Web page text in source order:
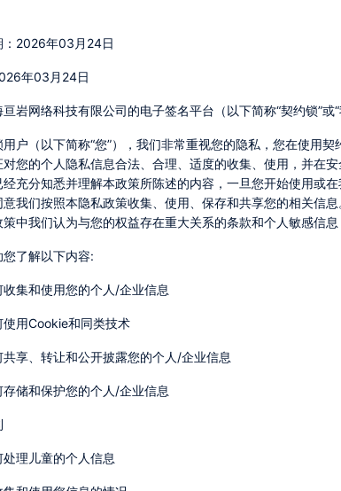
：2026年03月24日
年03月24日
亘岩网络科技有限公司的电子签名平台（以下简称“契约锁”
对您的个人隐私信息合法、合理、适度的收集、使用，并在
充分知悉并理解本政策所陈述的内容，一旦您开始使用或
意我们按照本隐私政策收集、使用、保存和共享您的相关信
中我们认为与您的权益存在重大关系的条款和个人敏感信
您了解以下内容:
何收集和使用您的个人/企业信息
何使用Cookie和同类技术
何共享、转让和公开披露您的个人/企业信息
何存储和保护您的个人/企业信息
何处理儿童的个人信息